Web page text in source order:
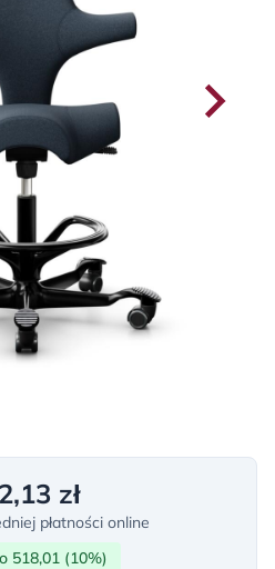
zł
płatności online
518,01 (10%)